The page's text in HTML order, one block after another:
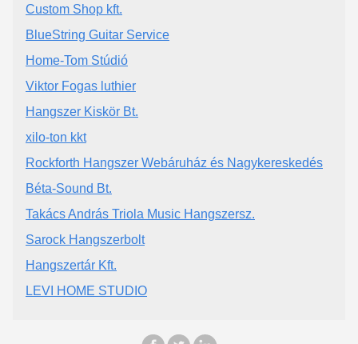
Custom Shop kft.
BlueString Guitar Service
Home-Tom Stúdió
Viktor Fogas luthier
Hangszer Kiskör Bt.
xilo-ton kkt
Rockforth Hangszer Webáruház és Nagykereskedés
Béta-Sound Bt.
Takács András Triola Music Hangszersz.
Sarock Hangszerbolt
Hangszertár Kft.
LEVI HOME STUDIO